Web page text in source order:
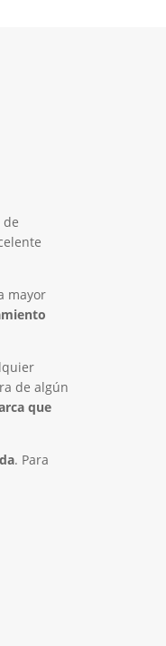
de
mayor
de algún
que
. Para